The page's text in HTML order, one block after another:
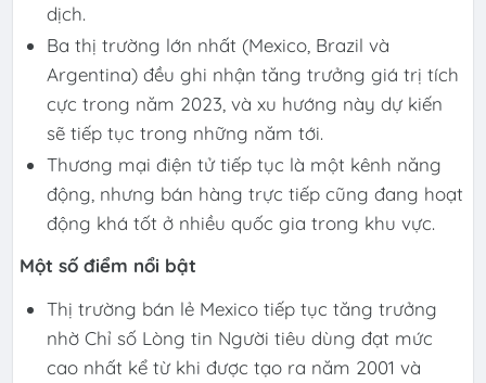
dịch.
Ba thị trường lớn nhất (Mexico, Brazil và
Argentina) đều ghi nhận tăng trưởng giá trị tích
cực trong năm 2023, và xu hướng này dự kiến
sẽ tiếp tục trong những năm tới.
Thương mại điện tử tiếp tục là một kênh năng
động, nhưng bán hàng trực tiếp cũng đang hoạt
động khá tốt ở nhiều quốc gia trong khu vực.
Một số điểm nổi bật
Thị trường bán lẻ Mexico tiếp tục tăng trưởng
nhờ Chỉ số Lòng tin Người tiêu dùng đạt mức
cao nhất kể từ khi được tạo ra năm 2001 và